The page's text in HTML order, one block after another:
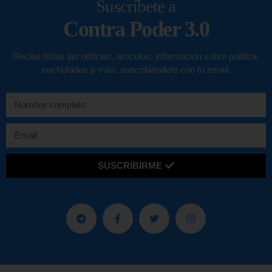
Suscríbete a
Contra Poder 3.0
Recibe todas las noticias, artículos, información sobre política,
enchufados y más, suscribiéndote con tu email.
SUSCRIBIRME